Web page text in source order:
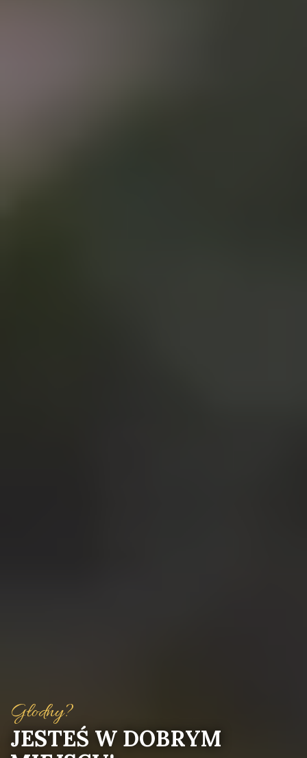
Głodny?
JESTEŚ W DOBRYM